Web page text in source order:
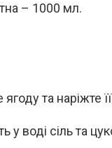
– 1000 мл.
ягоду та наріжте
у воді сіль та